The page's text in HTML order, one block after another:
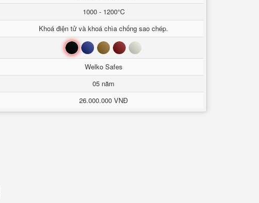
1000 - 1200°C
Khoá điện tử và khoá chìa chống sao chép.
Đen Xanh Nâu Đỏ Trắng
Welko Safes
05 năm
26.000.000 VNĐ